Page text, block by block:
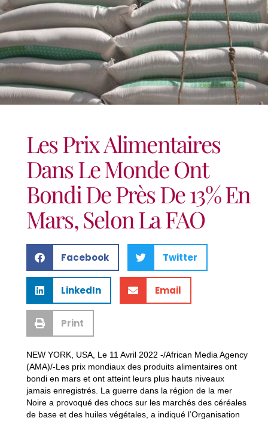
Les Prix Alimentaires
Dans Le Monde Ont
Bondi De Près De 13% En
Mars, Selon La FAO
Facebook Twitter
LinkedIn Email
Print
NEW YORK, USA, Le 11 Avril 2022 -/African Media Agency
(AMA)/-Les prix mondiaux des produits alimentaires ont
bondi en mars et ont atteint leurs plus hauts niveaux
jamais enregistrés. La guerre dans la région de la mer
Noire a provoqué des chocs sur les marchés des céréales
de base et des huiles végétales, a indiqué l’Organisation